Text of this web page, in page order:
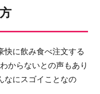
快に飲み食べ注文する
からないとの声もあり
なにスゴイことなの